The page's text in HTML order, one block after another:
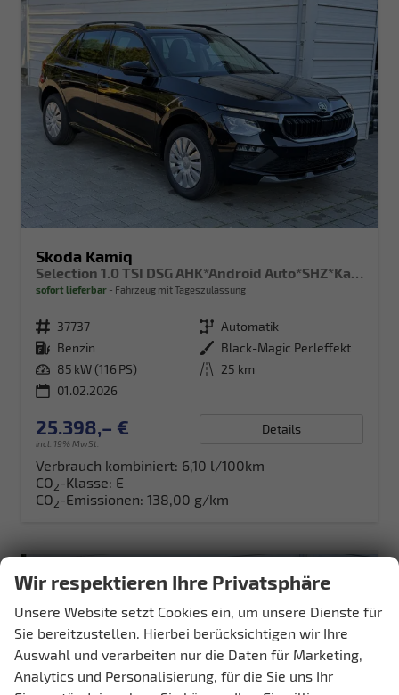
Skoda Kamiq
sofort lieferbar Fahrzeug mit Tageszulassung
Fahrzeugnr. 37737 Getriebe Automatik
Kraftstoff Benzin Außenfarbe Black-Magic Perleffekt
Leistung 85 kW (116 PS) Kilometerstand 25 km
01.02.2026
25.398,– €
incl. 19% MwSt.
Details
Verbrauch kombiniert: 6,10 l/100km
CO2-Klasse: E
CO2-Emissionen: 138,00 g/km
Wir respektieren Ihre Privatsphäre
Unsere Website setzt Cookies ein, um unsere Dienste für
Sie bereitzustellen. Hierbei berücksichtigen wir Ihre
Auswahl und verarbeiten nur die Daten für Marketing,
Analytics und Personalisierung, für die Sie uns Ihr